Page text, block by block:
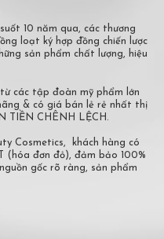
10 năm qua, các thương
loạt ký hợp đồng chiến lược
sản phẩm chất lượng, hiệu
các tập đoàn mỹ phẩm lớn
& có giá bán lẻ rẻ nhất thị
TIỀN CHÊNH LỆCH.
Cosmetics, khách hàng có
(hóa đơn đỏ), đảm bảo 100%
gốc rõ ràng, sản phẩm